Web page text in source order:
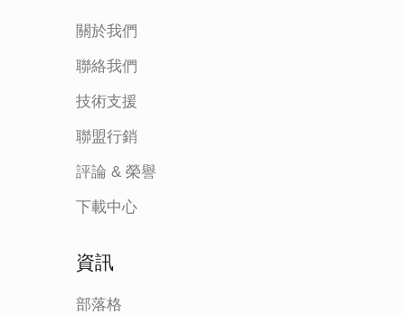
關於我們
聯絡我們
技術支援
聯盟行銷
評論 & 榮譽
下載中心
資訊
部落格